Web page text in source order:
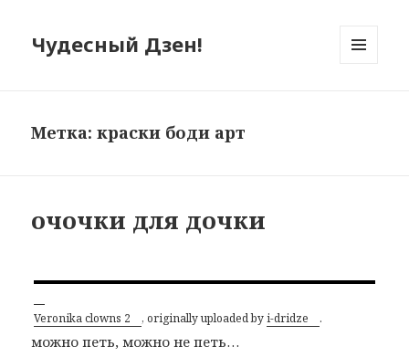
Чудесный Дзен!
Метка: краски боди арт
очочки для дочки
Veronika clowns 2 , originally uploaded byi-dridze .
можно петь, можно не петь…